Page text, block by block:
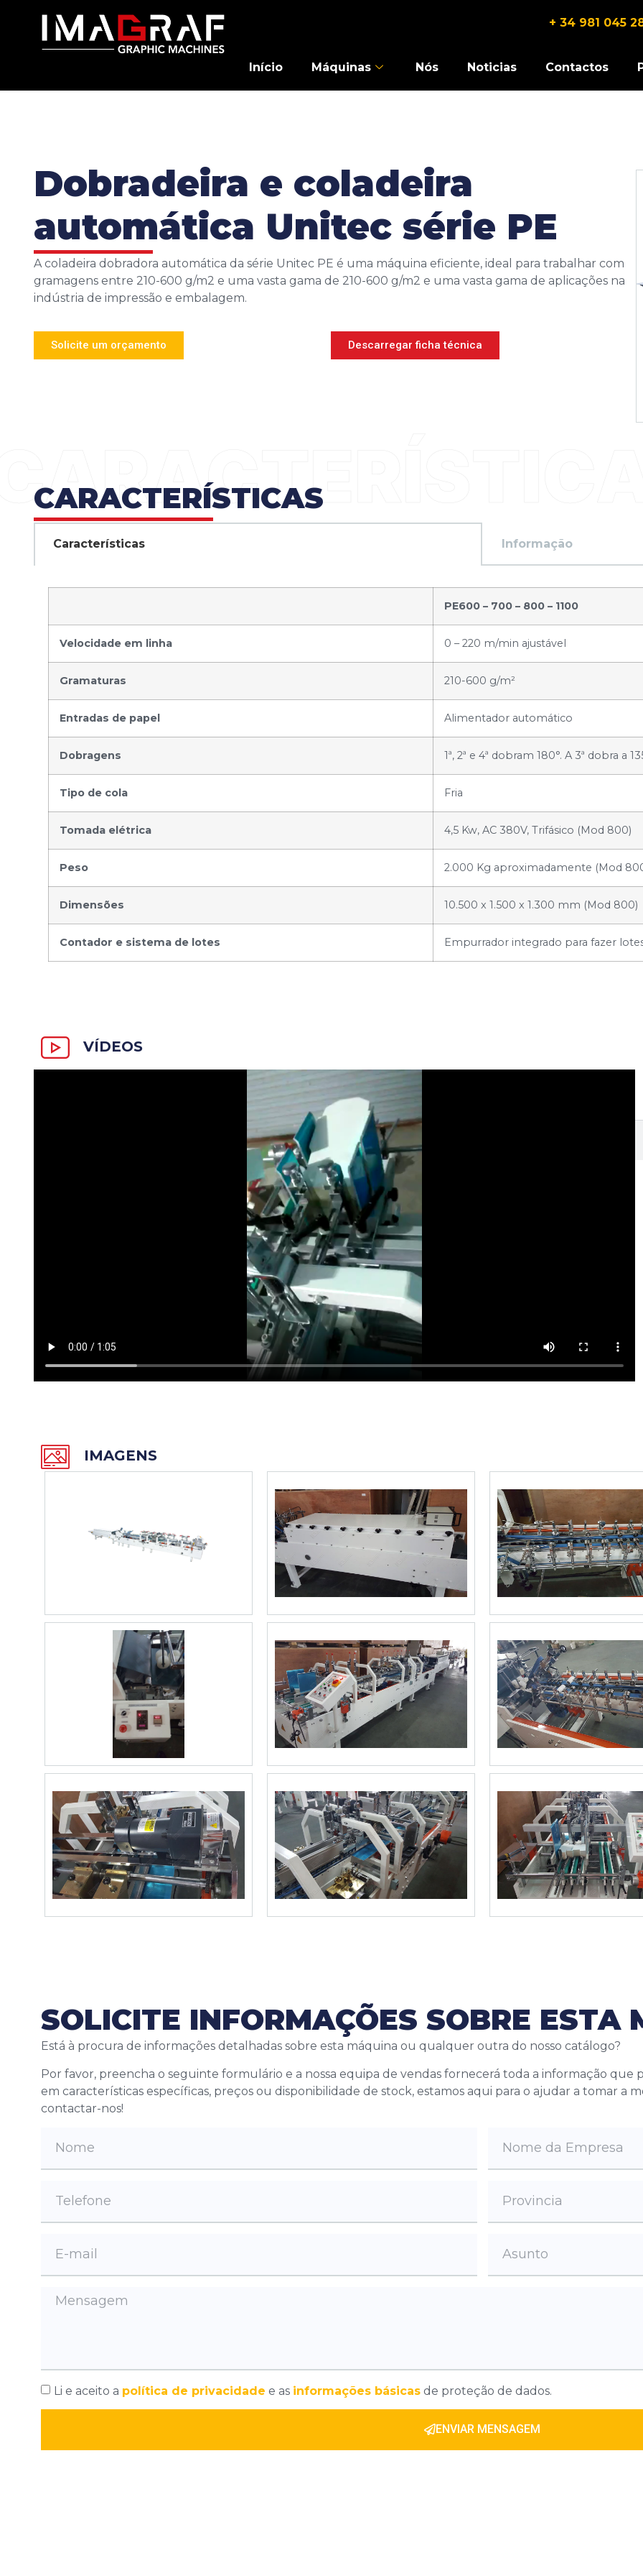
+ 34 981 045
Início Máquinas Nós Noticias Contactos
Dobradeira e coladeira
automática Unitec série PE
A coladeira dobradora automática da série Unitec PE é uma máquina eficiente, ideal para trabalhar com
gramagens entre 210-600 g/m2 e uma vasta gama de 210-600 g/m2 e uma vasta gama de aplicações na
indústria de impressão e embalagem.
Solicite um orçamento Descarregar ficha técnica
CARACTERÍSTICAS
Características Informação
PE600 – 700 – 800 – 1100
Velocidade em linha 0 – 220 m/min ajustável
Gramaturas 210-600 g/m²
Entradas de papel Alimentador automático
Dobragens 1ª, 2ª e 4ª dobram 180°. A 3ª dobra a
Tipo de cola Fria
Tomada elétrica 4,5 Kw, AC 380V, Trifásico (Mod 800)
Peso 2.000 Kg aproximadamente (Mod
Dimensões 10.500 x 1.500 x 1.300 mm (Mod 800)
Contador e sistema de lotes Empurrador integrado para fazer
VÍDEOS
IMAGENS
SOLICITE INFORMAÇÕES SOBRE ESTA
Está à procura de informações detalhadas sobre esta máquina ou qualquer outra do nosso catálogo?
Por favor, preencha o seguinte formulário e a nossa equipa de vendas fornecerá toda a informação
em características específicas, preços ou disponibilidade de stock, estamos aqui para o ajudar a tomar a
contactar-nos!
Li e aceito a política de privacidade e as informações básicas de proteção de dados.
ENVIAR MENSAGEM